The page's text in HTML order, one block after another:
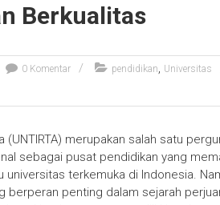
Berkualitas
0 Komentar pendidikan, Universitas
merupakan salah satu
sebagai pusat pendidikan yang
terkemuka di Indonesia.
berperan penting dalam sejarah